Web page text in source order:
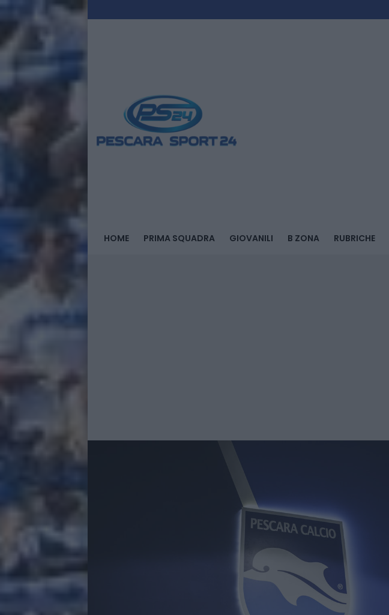
HOME PRIMA SQUADRA GIOVANILI B ZONA RUBRICHE